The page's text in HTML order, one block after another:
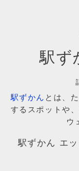
駅ず
駅ずかん とは、
するスポットや
ウ
駅ずかん エッ